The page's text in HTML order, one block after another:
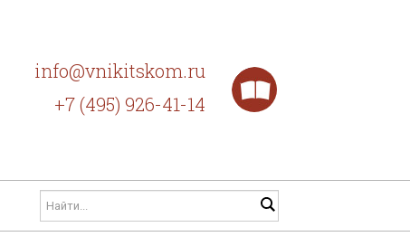
info@vnikitskom.ru
+7 (495) 926-41-14